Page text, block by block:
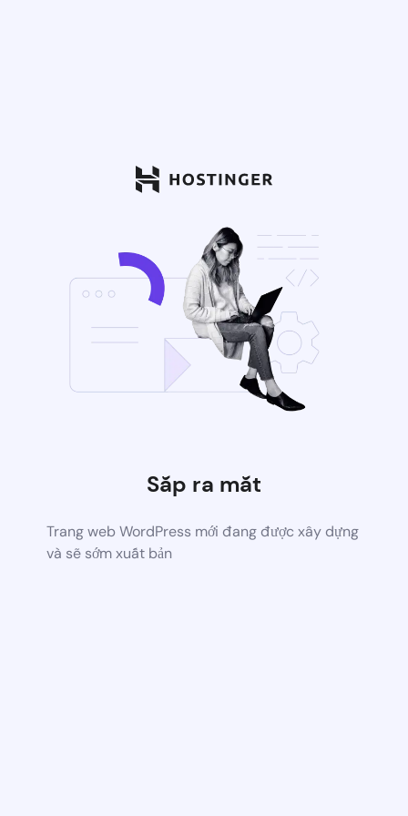
Sắp ra mắt
Trang web WordPress mới đang được xây dựng
và sẽ sớm xuất bản